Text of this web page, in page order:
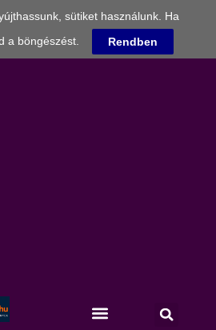
sütiket használunk. Ha
a böngészést.
Rendben